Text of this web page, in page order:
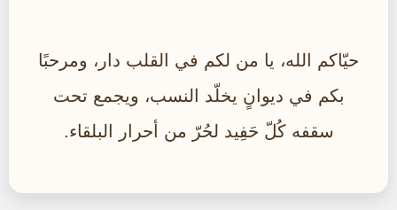
حيّاكم الله، يا من لكم في القلب دار، ومرحبًا
بكم في ديوانٍ يخلّد النسب، ويجمع تحت
سقفه كُلّ حَفِيد لحُرّ من أحرار البلقاء.